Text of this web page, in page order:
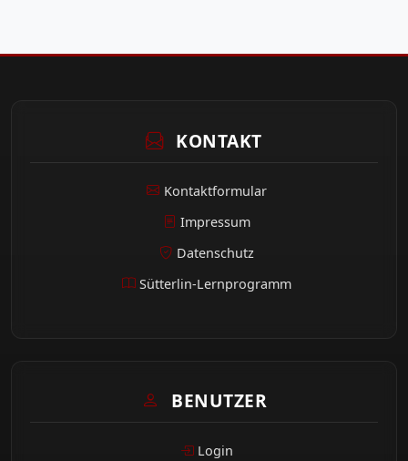
KONTAKT
Kontaktformular
Impressum
Datenschutz
Sütterlin-Lernprogramm
BENUTZER
Login